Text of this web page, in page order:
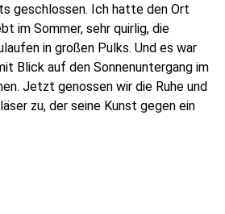
geschlossen. Ich hatte den Ort
im Sommer, sehr quirlig, die
in großen Pulks. Und es war
Blick auf den Sonnenuntergang im
Jetzt genossen wir die Ruhe und
zu, der seine Kunst gegen ein